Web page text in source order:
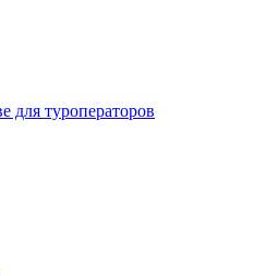
для туроператоров